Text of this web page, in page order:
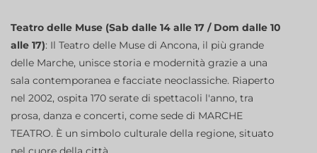
Teatro delle Muse (Sab dalle 14 alle 17 / Dom dalle 10
alle 17): Il Teatro delle Muse di Ancona, il più grande
delle Marche, unisce storia e modernità grazie a una
sala contemporanea e facciate neoclassiche. Riaperto
nel 2002, ospita 170 serate di spettacoli l'anno, tra
prosa, danza e concerti, come sede di MARCHE
TEATRO. È un simbolo culturale della regione, situato